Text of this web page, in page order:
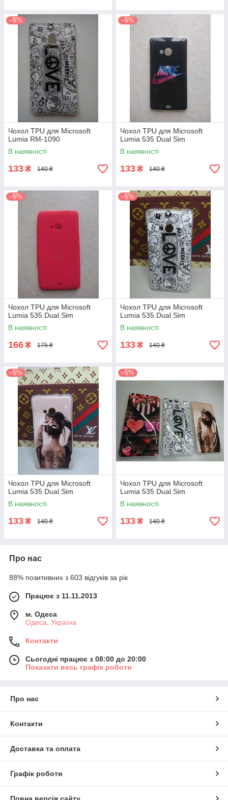
–5%
Чохол TPU для Microsoft
Lumia RM-1090
В наявності
133 ₴ 140 ₴
–5%
Чохол TPU для Microsoft
Lumia 535 Dual Sim
В наявності
133 ₴ 140 ₴
–5%
Чохол TPU для Microsoft
Lumia 535 Dual Sim
В наявності
166 ₴ 175 ₴
–5%
Чохол TPU для Microsoft
Lumia 535 Dual Sim
В наявності
133 ₴ 140 ₴
–5%
Чохол TPU для Microsoft
Lumia 535 Dual Sim
В наявності
133 ₴ 140 ₴
–5%
Чохол TPU для Microsoft
Lumia 535 Dual Sim
В наявності
133 ₴ 140 ₴
Про нас
88% позитивних з 603 відгуків за рік
Працює з 11.11.2013
м. Одеса
Одеса, Україна
Контакти
Сьогодні працює з 08:00 до 20:00
Показати весь графік роботи
Про нас
Контакти
Доставка та оплата
Графік роботи